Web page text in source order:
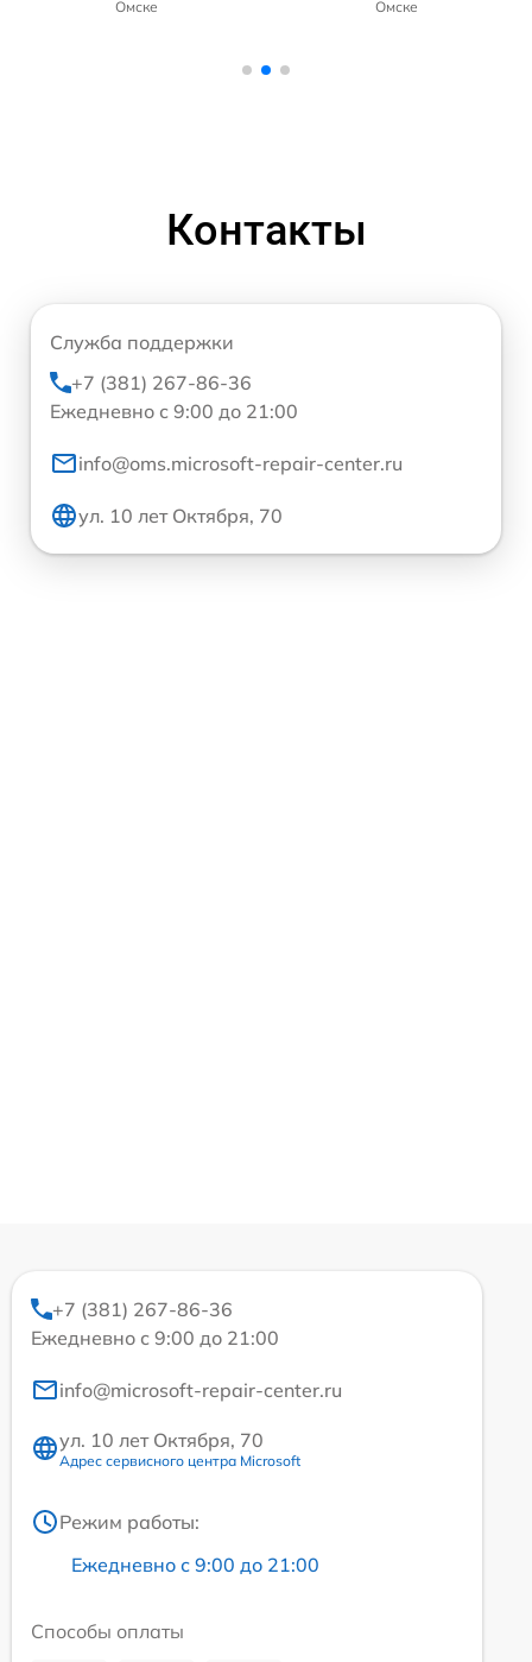
Омске
Омске
Контакты
Служба поддержки
+7 (381) 267-86-36
Ежедневно с 9:00 до 21:00
info@oms.microsoft-repair-center.ru
ул. 10 лет Октября, 70
+7 (381) 267-86-36
Ежедневно с 9:00 до 21:00
info@microsoft-repair-center.ru
ул. 10 лет Октября, 70
Адрес сервисного центра Microsoft
Режим работы:
Ежедневно с 9:00 до 21:00
Способы оплаты